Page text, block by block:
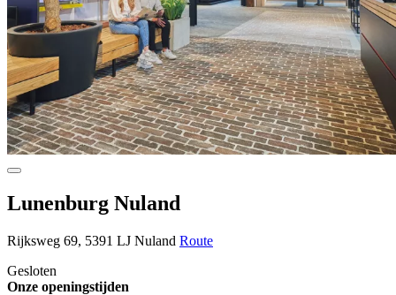
Lunenburg Nuland
Rijksweg 69, 5391 LJ Nuland Route
Gesloten
Onze openingstijden